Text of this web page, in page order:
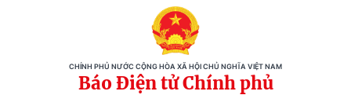
CHÍNH PHỦ NƯỚC CỘNG HÒA XÃ HỘI CHỦ NGHĨA VIỆT NAM
Báo Điện tử Chính phủ